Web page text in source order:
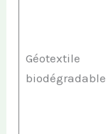
Géotextile
biodégradable